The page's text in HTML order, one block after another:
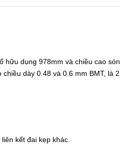
hữu dụng 978mm và chiều cao
dày 0.48 và 0.6 mm BMT, là
kết đai kẹp khác.